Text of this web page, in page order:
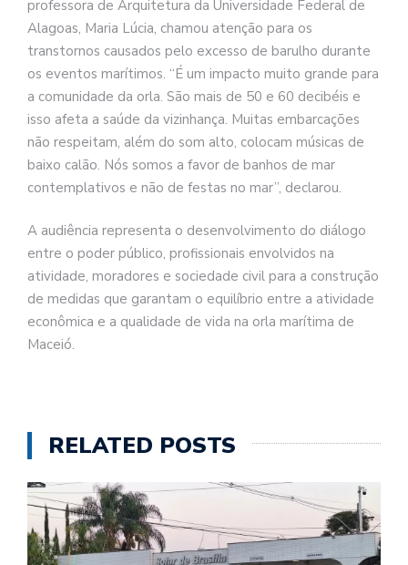
professora de Arquitetura da Universidade Federal de
Alagoas, Maria Lúcia, chamou atenção para os
transtornos causados pelo excesso de barulho durante
os eventos marítimos. “É um impacto muito grande para
a comunidade da orla. São mais de 50 e 60 decibéis e
isso afeta a saúde da vizinhança. Muitas embarcações
não respeitam, além do som alto, colocam músicas de
baixo calão. Nós somos a favor de banhos de mar
contemplativos e não de festas no mar”, declarou.
A audiência representa o desenvolvimento do diálogo
entre o poder público, profissionais envolvidos na
atividade, moradores e sociedade civil para a construção
de medidas que garantam o equilíbrio entre a atividade
econômica e a qualidade de vida na orla marítima de
Maceió.
RELATED POSTS